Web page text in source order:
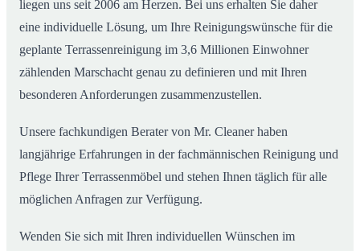
liegen uns seit 2006 am Herzen. Bei uns erhalten Sie daher
eine individuelle Lösung, um Ihre Reinigungswünsche für die
geplante Terrassenreinigung im 3,6 Millionen Einwohner
zählenden Marschacht genau zu definieren und mit Ihren
besonderen Anforderungen zusammenzustellen.
Unsere fachkundigen Berater von Mr. Cleaner haben
langjährige Erfahrungen in der fachmännischen Reinigung und
Pflege Ihrer Terrassenmöbel und stehen Ihnen täglich für alle
möglichen Anfragen zur Verfügung.
Wenden Sie sich mit Ihren individuellen Wünschen im